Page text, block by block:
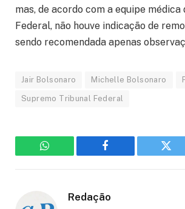
mas, de acordo com a equipe médica
Federal, não houve indicação de
sendo recomendada apenas
Jair Bolsonaro Michelle Bolsonaro
Supremo Tribunal Federal
WhatsApp Facebook
Redação